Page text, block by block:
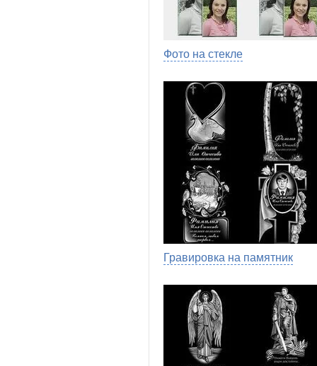
Фото на стекле
Гравировка на памятник